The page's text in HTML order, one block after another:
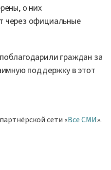
о них
через официальные
граждан за
поддержку в этот
сети «Все СМИ».